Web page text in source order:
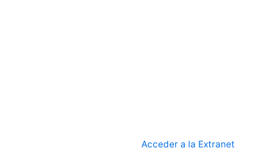
Acceder a la Extranet